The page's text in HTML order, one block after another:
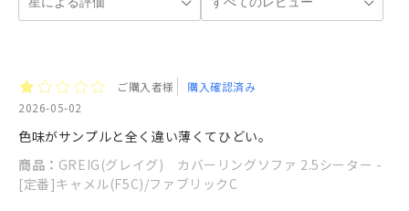
ご購入者様
購入確認済み
2026-05-02
色味がサンプルと全く違い薄くてひどい。
商品： GREIG(グレイグ) カバーリングソファ 2.5シーター -
[定番]キャメル(F5C)/ファブリックC